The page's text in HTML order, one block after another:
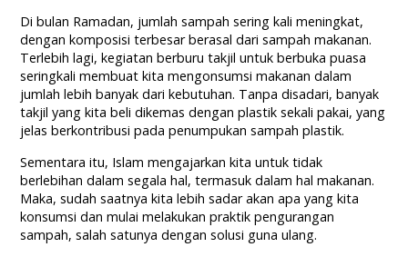
Di bulan Ramadan, jumlah sampah sering kali meningkat,
dengan komposisi terbesar berasal dari sampah makanan.
Terlebih lagi, kegiatan berburu takjil untuk berbuka puasa
seringkali membuat kita mengonsumsi makanan dalam
jumlah lebih banyak dari kebutuhan. Tanpa disadari, banyak
takjil yang kita beli dikemas dengan plastik sekali pakai, yang
jelas berkontribusi pada penumpukan sampah plastik.
Sementara itu, Islam mengajarkan kita untuk tidak
berlebihan dalam segala hal, termasuk dalam hal makanan.
Maka, sudah saatnya kita lebih sadar akan apa yang kita
konsumsi dan mulai melakukan praktik pengurangan
sampah, salah satunya dengan solusi guna ulang.